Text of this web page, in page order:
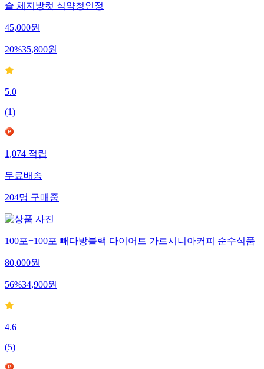
슐 체지방컷 식약청인정
45,000원
20%35,800원
5.0
(1)
1,074 적립
무료배송
204명 구매중
100포+100포 빼다방블랙 다이어트 가르시니아커피 순수식품
80,000원
56%34,900원
4.6
(5)